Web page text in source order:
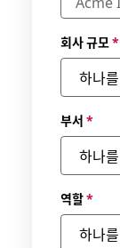
회사 규모*
부서 *
역할*